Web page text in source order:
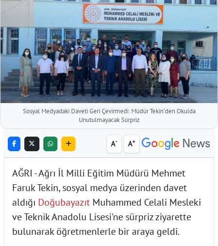
Sosyal Medyadaki Daveti Geri Çevirmedi: Müdür Tekin’den Okulda
Unutulmayacak Sürpriz
A- A+
AĞRI - Ağrı İl Milli Eğitim Müdürü Mehmet
Faruk Tekin, sosyal medya üzerinden davet
aldığı Doğubayazıt Muhammed Celali Mesleki
ve Teknik Anadolu Lisesi'ne sürpriz ziyarette
bulunarak öğretmenlerle bir araya geldi.